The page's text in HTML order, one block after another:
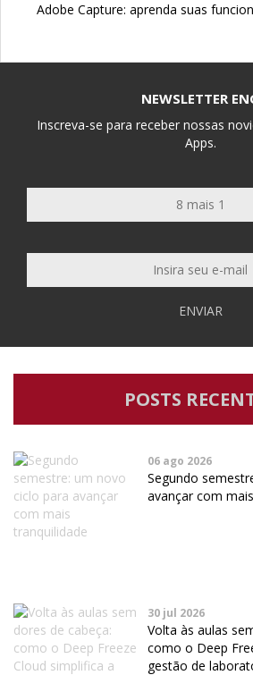
Adobe Capture: aprenda suas
NEWSLETTER
Inscreva-se para receber nossas
Apps.
ENVIAR
POSTS
06 ago 2026
Segundo
avançar com
30 jul 2026
Volta às aulas
como o Deep
gestão de